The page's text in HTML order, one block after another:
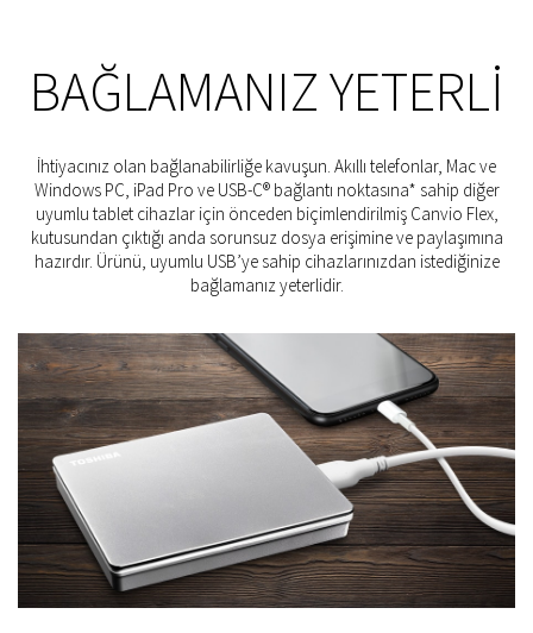
BAĞLAMANIZ YETERLI
İhtiyacınız olan bağlanabilirliğe kavuşun. Akıllı telefonlar, Mac ve
Windows PC, iPad Pro ve USB-C® bağlantı noktasına* sahip diğer
uyumlu tablet cihazlar için önceden biçimlendirilmiş Canvio Flex,
kutusundan çıktığı anda sorunsuz dosya erişimine ve paylaşımına
hazırdır. Ürünü, uyumlu USB’ye sahip cihazlarınızdan istediğinize
bağlamanız yeterlidir.